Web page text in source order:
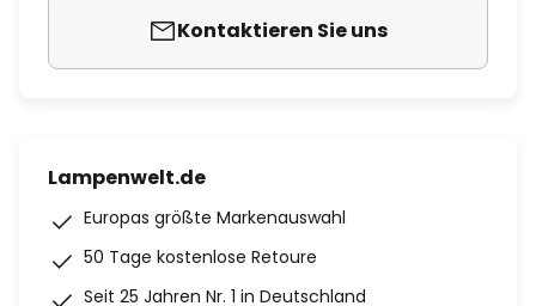
Kontaktieren Sie uns
Lampenwelt.de
Europas größte Markenauswahl
50 Tage kostenlose Retoure
Seit 25 Jahren Nr. 1 in Deutschland